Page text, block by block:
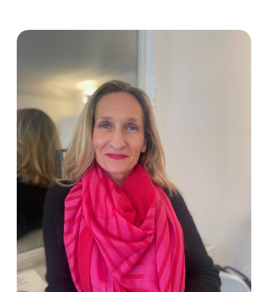
Alexandre DUVAL-STALLA
Président fondateur
- Avocat